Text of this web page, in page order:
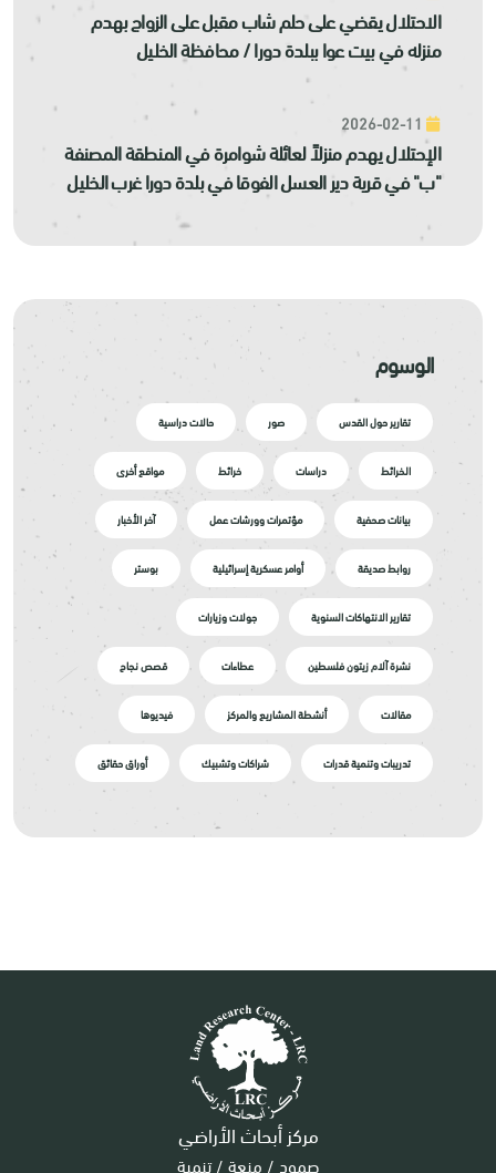
الاحتلال يقضي على حلم شاب مقبل على الزواج بهدم
منزله في بيت عوا ببلدة دورا / محافظة الخليل
الإحتلال يهدم منزلاً لعائلة شوامرة في المنطقة المصنفة
"ب" في قرية دير العسل الفوقا في بلدة دورا غرب الخليل
الوسوم
تقارير حول القدس صور حالات دراسية
الخرائط دراسات خرائط مواقع أخرى
بيانات صحفية مؤتمرات وورشات عمل آخر الأخبار
روابط صديقة أوامر عسكرية إسرائيلية بوستر
تقارير الانتهاكات السنوية جولات وزيارات
نشرة آلام زيتون فلسطين عطاءات قصص نجاح
مقالات أنشطة المشاريع والمركز فيديوها
تدريبات وتنمية قدرات شراكات وتشبيك أوراق حقائق
مركز أبحاث الأراضي
صمود / منعة / تنمية